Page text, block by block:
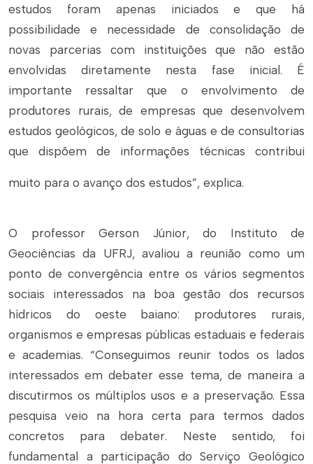
estudos foram apenas iniciados e que há
possibilidade e necessidade de consolidação de
novas parcerias com instituições que não estão
envolvidas diretamente nesta fase inicial. É
importante ressaltar que o envolvimento de
produtores rurais, de empresas que desenvolvem
estudos geológicos, de solo e águas e de consultorias
que dispõem de informações técnicas contribui
muito para o avanço dos estudos”, explica.
O professor Gerson Júnior, do Instituto de
Geociências da UFRJ, avaliou a reunião como um
ponto de convergência entre os vários segmentos
sociais interessados na boa gestão dos recursos
hídricos do oeste baiano: produtores rurais,
organismos e empresas públicas estaduais e federais
e academias. “Conseguimos reunir todos os lados
interessados em debater esse tema, de maneira a
discutirmos os múltiplos usos e a preservação. Essa
pesquisa veio na hora certa para termos dados
concretos para debater. Neste sentido, foi
fundamental a participação do Serviço Geológico